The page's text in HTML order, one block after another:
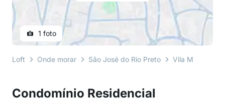
Condomínio Residencial
1 foto
Loft Onde morar São José do Rio Preto Vila Moreira